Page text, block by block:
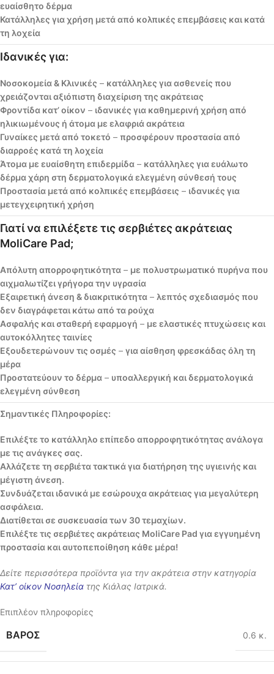
ευαίσθητο δέρμα
Κατάλληλες για χρήση μετά από κολπικές επεμβάσεις και κατά
τη λοχεία
Ιδανικές για:
Νοσοκομεία & Κλινικές – κατάλληλες για ασθενείς που
χρειάζονται αξιόπιστη διαχείριση της ακράτειας
Φροντίδα κατ’ οίκον – ιδανικές για καθημερινή χρήση από
ηλικιωμένους ή άτομα με ελαφριά ακράτεια
Γυναίκες μετά από τοκετό – προσφέρουν προστασία από
διαρροές κατά τη λοχεία
Άτομα με ευαίσθητη επιδερμίδα – κατάλληλες για ευάλωτο
δέρμα χάρη στη δερματολογικά ελεγμένη σύνθεσή τους
Προστασία μετά από κολπικές επεμβάσεις – ιδανικές για
μετεγχειρητική χρήση
Γιατί να επιλέξετε τις σερβιέτες ακράτειας
MoliCare Pad;
Απόλυτη απορροφητικότητα – με πολυστρωματικό πυρήνα που
αιχμαλωτίζει γρήγορα την υγρασία
Εξαιρετική άνεση & διακριτικότητα – λεπτός σχεδιασμός που
δεν διαγράφεται κάτω από τα ρούχα
Ασφαλής και σταθερή εφαρμογή – με ελαστικές πτυχώσεις και
αυτοκόλλητες ταινίες
Εξουδετερώνουν τις οσμές – για αίσθηση φρεσκάδας όλη τη
μέρα
Προστατεύουν το δέρμα – υποαλλεργική και δερματολογικά
ελεγμένη σύνθεση
Σημαντικές Πληροφορίες:
Επιλέξτε το κατάλληλο επίπεδο απορροφητικότητας ανάλογα
με τις ανάγκες σας.
Αλλάζετε τη σερβιέτα τακτικά για διατήρηση της υγιεινής και
μέγιστη άνεση.
Συνδυάζεται ιδανικά με εσώρουχα ακράτειας για μεγαλύτερη
ασφάλεια.
Διατίθεται σε συσκευασία των 30 τεμαχίων.
Επιλέξτε τις σερβιέτες ακράτειας MoliCare Pad για εγγυημένη
προστασία και αυτοπεποίθηση κάθε μέρα!
Δείτε περισσότερα προϊόντα για την ακράτεια στην κατηγορία
Κατ’ οίκον Νοσηλεία της Κιάλας Ιατρικά.
Επιπλέον πληροφορίες
ΒΆΡΟΣ 0.6 κ.